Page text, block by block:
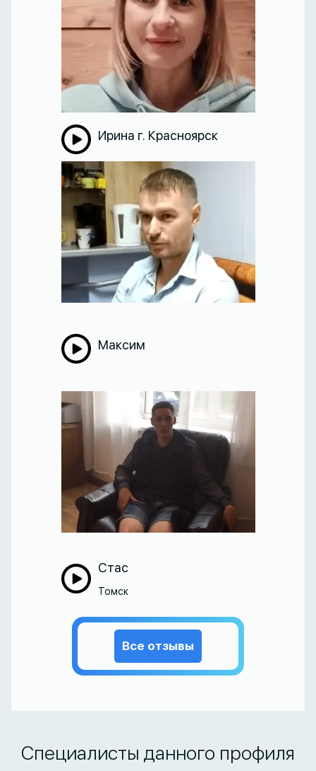
Ирина г. Красноярск
Максим
Стас
Томск
Все отзывы
Специалисты данного профиля